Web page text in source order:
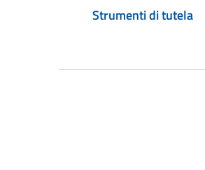
Strumenti di tutela